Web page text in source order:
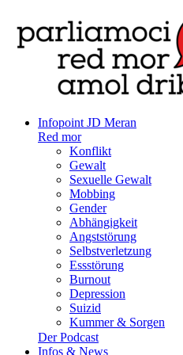
Infopoint JD Meran
Red mor
Konflikt
Gewalt
Sexuelle Gewalt
Mobbing
Gender
Abhängigkeit
Angststörung
Selbstverletzung
Essstörung
Burnout
Depression
Suizid
Kummer & Sorgen
Der Podcast
Infos & News